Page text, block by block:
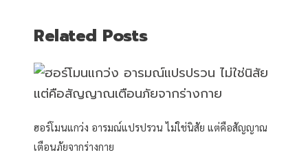
Related Posts
ฮอร์โมนแกว่ง อารมณ์แปรปรวน ไม่ใช่นิสัย แต่คือสัญญาณ
เตือนภัยจากร่างกาย